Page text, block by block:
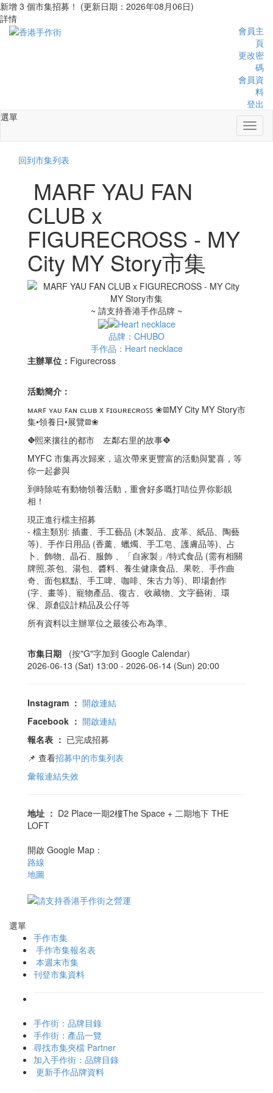
新增 3 個市集招募！ (更新日期：2026年08月06日)
詳情
會員主
頁
更改密
碼
會員資
料
登出
選單
回到市集列表
MARF YAU FAN
CLUB x
FIGURECROSS - MY
City MY Story市集
~ 請支持香港手作品牌 ~
品牌：CHUBO
手作品：Heart necklace
主辦單位： Figurecross
活動簡介：
ᴍᴀʀꜰ ʏᴀᴜ ꜰᴀɴ ᴄʟᴜʙ x ꜰɪɢᴜʀᴇᴄʀᴏꜱꜱ ❀𖡗MY City MY Story市
集•領養日•展覽𖡗❀
⛖熙來攘往的都市 左鄰右里的故事⛖
MYFC 市集再次歸來，這次帶來更豐富的活動與驚喜，等
你一起參與
到時除咗有動物領養活動，重會好多嘅打咭位畀你影靚
相！
現正進行檔主招募
- 檔主類別: 插畫、手工藝品 (木製品、皮革、紙品、陶藝
等)、手作日用品 (香薰、蠟燭、手工皂、護膚品等)、占
卜、飾物、晶石、服飾 、「自家製」/特式食品 (需有相關
牌照,茶包、湯包、醬料、養生健康食品、果乾、手作曲
奇、面包糕點、手工啤、咖啡、朱古力等)、即場創作
(字、畫等)、寵物產品、復古、收藏物、文字藝術、環
保、原創設計精品及公仔等
所有資料以主辦單位之最後公布為準。
市集日期
(按"G"字加到 Google Calendar)
2026-06-13 (Sat) 13:00 - 2026-06-14 (Sun) 20:00
Instagram ： 開啟連結
Facebook ： 開啟連結
報名表 ： 已完成招募
📌 查看招募中的市集列表
彙報連結失效
地址 ： D2 Place一期2樓The Space + 二期地下 THE
LOFT
開啟 Google Map：
路線
地圖
選單
手作市集
手作市集報名表
本週末市集
刊登市集資料
手作街：品牌目錄
手作街：產品一覽
尋找市集夾檔 Partner
加入手作街：品牌目錄
更新手作品牌資料